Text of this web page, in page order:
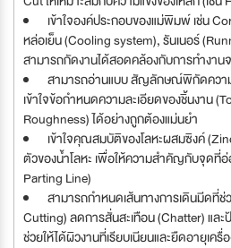
เข้าใจองค์ประกอบของแม่พิมพ์ เช่น
หล่อเย็น (Cooling system), รันเนอร์
สามารถกัดงานได้สอดคล้องกับการทำงา
สามารถอ่านแบบ สัญลักษณ์พิกัดความ
เข้าใจข้อกำหนดความละเอียดของชิ้นงาน
Roughness) ได้อย่างถูกต้องแม่นยำ
เข้าใจคุณสมบัติของโลหะผสมซิงค์
ตัวของน้ำโลหะ เพื่อให้ความสำคัญกับจุดที่
Parting Line)
สามารถกำหนดเส้นทางการเดินมีดที่
Cutting) ลดการสั่นสะเทือน (Chatter) แล
ช่วยให้ได้ผิวงานที่เรียบเนียนและยืดอายุเครื่